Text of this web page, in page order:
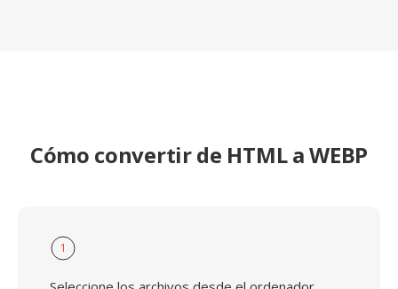
Cómo convertir de HTML a WEBP
1